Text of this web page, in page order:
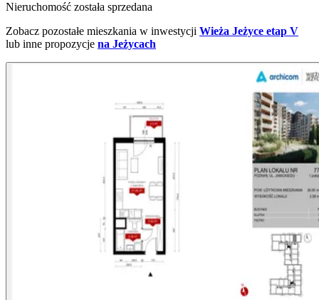
Nieruchomość została sprzedana
Zobacz pozostałe mieszkania w inwestycji Wieża Jeżyce etap V
lub inne propozycje na Jeżycach